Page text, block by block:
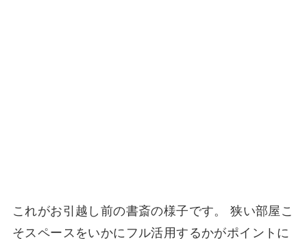
これがお引越し前の書斎の様子です。 狭い部屋こ
そスペースをいかにフル活用するかがポイントに